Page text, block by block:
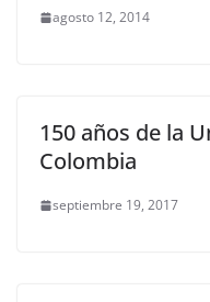
agosto 12, 2014
150 años de la
Colombia
septiembre 19, 2017